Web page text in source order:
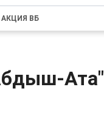
АКЦИЯ ВБ
Ата"